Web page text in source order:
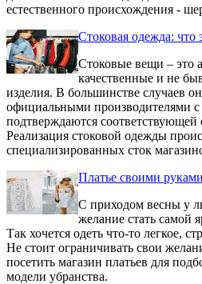
естественного происхождения -
Стоковая одежда: что
Стоковые вещи – это
качественные и не
изделия. В большинстве случаев
официальными производителями
подтверждаются соответствующей
Реализация стоковой одежды
специализированных сток
Платье своими руками
С приходом весны у
желание стать самой
Так хочется одеть что-то легкое,
Не стоит ограничивать свои
посетить магазин платьев для
модели убранства.